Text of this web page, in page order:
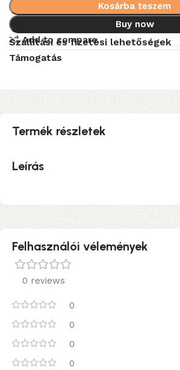
Kosárba teszem
Buy now
Add to compare
Szállítási és fizetési lehetőségek
Támogatás
Termék részletek
Leírás
Felhasználói vélemények
0 reviews
0
0
0
0